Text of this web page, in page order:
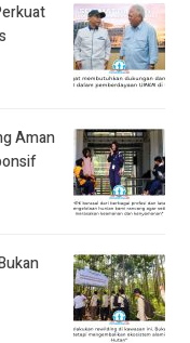
Aman